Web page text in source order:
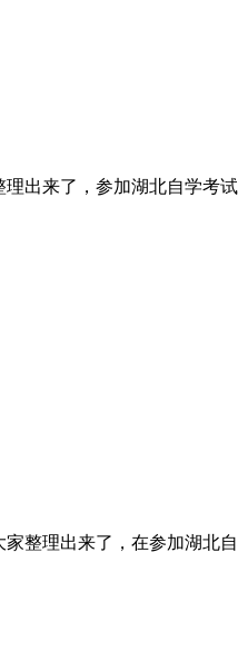
出来了，参加湖北自学考
整理出来了，在参加湖北